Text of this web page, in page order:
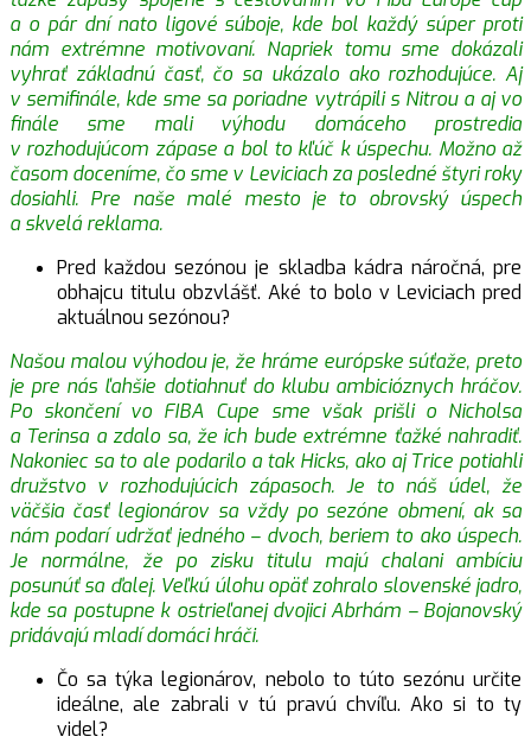
a o pár dní nato ligové súboje, kde bol každý súper proti
nám extrémne motivovaní. Napriek tomu sme dokázali
vyhrať základnú časť, čo sa ukázalo ako rozhodujúce. Aj
v semifinále, kde sme sa poriadne vytrápili s Nitrou a aj vo
finále sme mali výhodu domáceho prostredia
v rozhodujúcom zápase a bol to kľúč k úspechu. Možno až
časom doceníme, čo sme v Leviciach za posledné štyri roky
dosiahli. Pre naše malé mesto je to obrovský úspech
a skvelá reklama.
Pred každou sezónou je skladba kádra náročná, pre
obhajcu titulu obzvlášť. Aké to bolo v Leviciach pred
aktuálnou sezónou?
Našou malou výhodou je, že hráme európske súťaže, preto
je pre nás ľahšie dotiahnuť do klubu ambicióznych hráčov.
Po skončení vo FIBA Cupe sme však prišli o Nicholsa
a Terinsa a zdalo sa, že ich bude extrémne ťažké nahradiť.
Nakoniec sa to ale podarilo a tak Hicks, ako aj Trice potiahli
družstvo v rozhodujúcich zápasoch. Je to náš údel, že
väčšia časť legionárov sa vždy po sezóne obmení, ak sa
nám podarí udržať jedného – dvoch, beriem to ako úspech.
Je normálne, že po zisku titulu majú chalani ambíciu
posunúť sa ďalej. Veľkú úlohu opäť zohralo slovenské jadro,
kde sa postupne k ostrieľanej dvojici Abrhám – Bojanovský
pridávajú mladí domáci hráči.
Čo sa týka legionárov, nebolo to túto sezónu určite
ideálne, ale zabrali v tú pravú chvíľu. Ako si to ty
videl?